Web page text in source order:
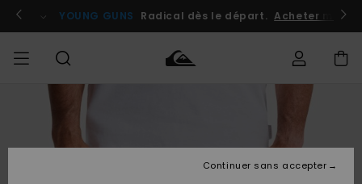
l'information
le
Se connecter / s'inscrire
YOUNG GUNS Radical dès le départ. Acheter
HOMME
Continuer sans accepter